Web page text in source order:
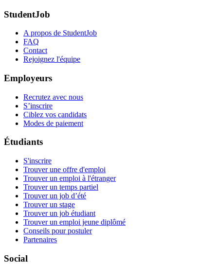
StudentJob
A propos de StudentJob
FAQ
Contact
Rejoignez l'équipe
Employeurs
Recrutez avec nous
S’inscrire
Ciblez vos candidats
Modes de paiement
Étudiants
S'inscrire
Trouver une offre d'emploi
Trouver un emploi à l'étranger
Trouver un temps partiel
Trouver un job d’été
Trouver un stage
Trouver un job étudiant
Trouver un emploi jeune diplômé
Conseils pour postuler
Partenaires
Social